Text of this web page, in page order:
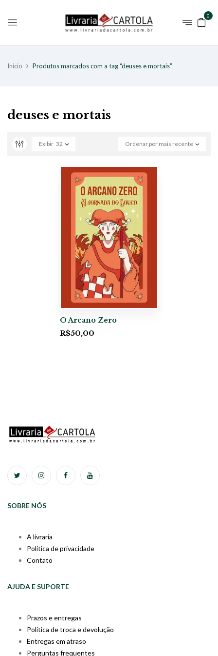
0
Início Produtos marcados com a tag “deuses e mortais”
deuses e mortais
Ordenar por mais recente
Exibir 32
O Arcano Zero
R$50,00
SOBRE NÓS
A livraria
Política de privacidade
Contato
AJUDA E SUPORTE
Prazos e entregas
Política de troca e devolução
Entregas em atraso
Perguntas frequentes